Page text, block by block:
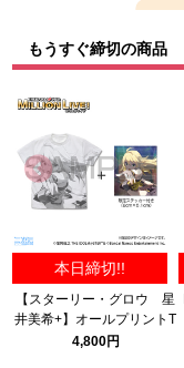
EVENT
その他先行受付
学園アイドルマスター
テイルズ オブ シリーズ
鉄拳
太鼓の達人
もうすぐ締切の商品
本日締切!!
【スターリー・グロウ 星
井美希+】オールプリントT
シャツ 限定セット/WHITE-
4,800円